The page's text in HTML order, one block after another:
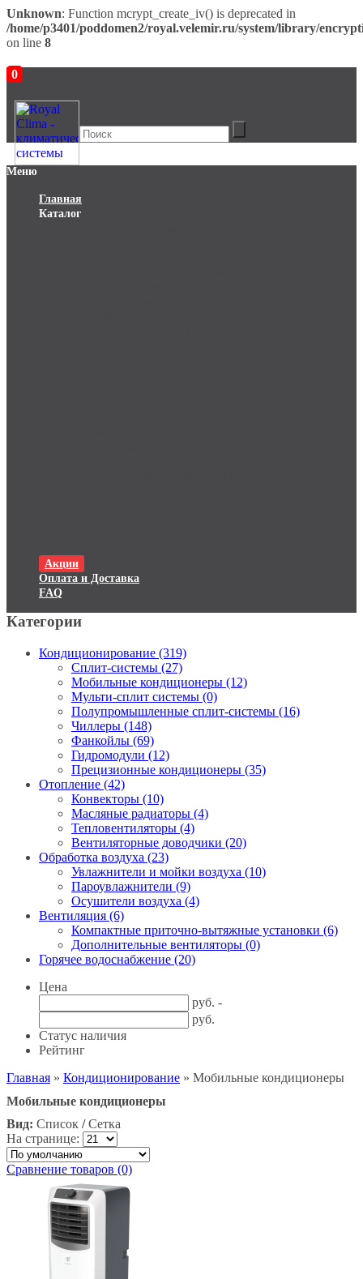
Unknown: Function mcrypt_create_iv() is deprecated in
/home/p3401/poddomen2/royal.velemir.ru/system/library/
on line 8
0
Меню
Главная
Каталог
Акции
Оплата и Доставка
FAQ
Категории
Кондиционирование (319)
Сплит-системы (27)
Мобильные кондиционеры (12)
Мульти-сплит системы (0)
Полупромышленные сплит-системы (16)
Чиллеры (148)
Фанкойлы (69)
Гидромодули (12)
Прецизионные кондиционеры (35)
Отопление (42)
Конвекторы (10)
Масляные радиаторы (4)
Тепловентиляторы (4)
Вентиляторные доводчики (20)
Обработка воздуха (23)
Увлажнители и мойки воздуха (10)
Пароувлажнители (9)
Осушители воздуха (4)
Вентиляция (6)
Компактные приточно-вытяжные установки (6)
Дополнительные вентиляторы (0)
Горячее водоснабжение (20)
Цена
руб. -
руб.
Статус наличия
Рейтинг
Главная » Кондиционирование » Мобильные кондиционеры
Мобильные кондиционеры
Вид: Список / Сетка
На странице:
Сравнение товаров (0)